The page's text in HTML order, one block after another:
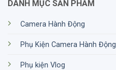
DANH MỤC SẢN PHẨM
Camera Hành Động
Phụ Kiện Camera Hành Động
Phụ kiện Vlog